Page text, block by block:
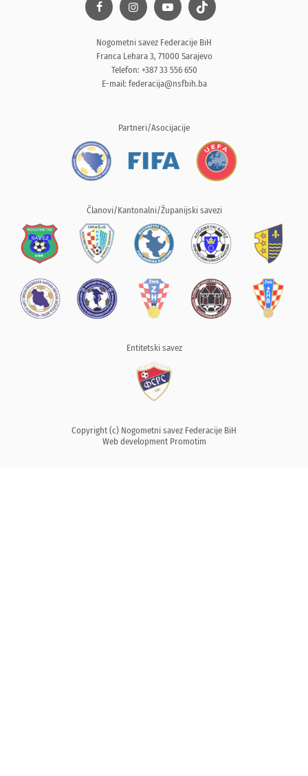
Nogometni savez Federacije BiH
Franca Lehara 3, 71000 Sarajevo
Telefon: +387 33 556 650
E-mail: federacija@nsfbih.ba
Partneri/Asocijacije
Članovi/Kantonalni/Županijski savezi
Entitetski savez
Copyright (c) Nogometni savez Federacije BiH
Web development Promotim